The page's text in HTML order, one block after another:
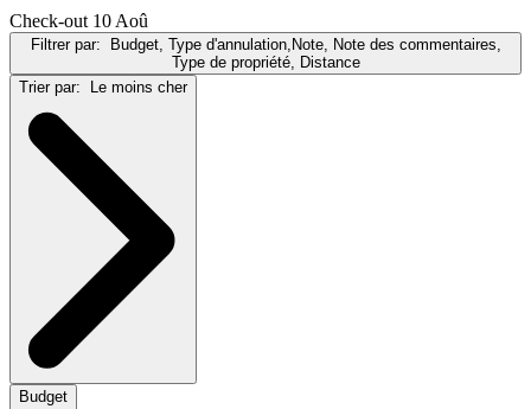
Check-out 10 Aoû
Filtrer par:
Budget, Type d'annulation,Note, Note des commentaires,
Type de propriété, Distance
Trier par:
Le moins cher
Budget